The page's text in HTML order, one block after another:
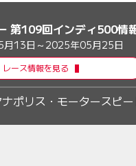
第109回インディ500情
13日～2025年05月25日
レース情報を見る
ポリス・モータースピ